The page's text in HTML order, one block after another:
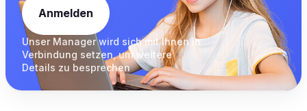
Anmelden
Unser Manager wird sichmit Ihnen in
Verbindung setzen, um weitere
Details zu besprechen